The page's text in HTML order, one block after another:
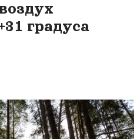
градуса